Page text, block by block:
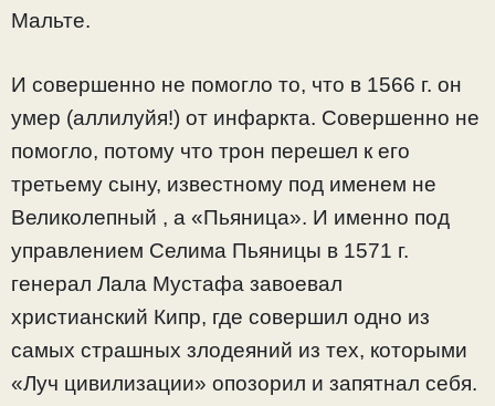
Мальте.
И совершенно не помогло то, что в 1566 г. он
умер (аллилуйя!) от инфаркта. Совершенно не
помогло, потому что трон перешел к его
третьему сыну, известному под именем не
Великолепный , а «Пьяница». И именно под
управлением Селима Пьяницы в 1571 г.
генерал Лала Мустафа завоевал
христианский Кипр, где совершил одно из
самых страшных злодеяний из тех, которыми
«Луч цивилизации» опозорил и запятнал себя.